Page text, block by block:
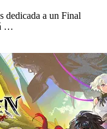
dedicada a un Final
…